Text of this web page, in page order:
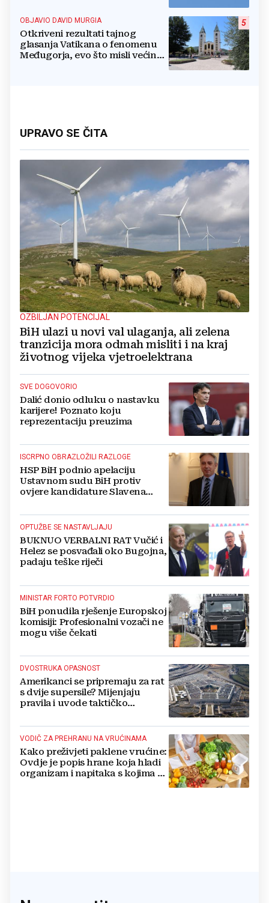
5
OBJAVIO DAVID MURGIA
Otkriveni rezultati tajnog
glasanja Vatikana o fenomenu
Međugorja, evo što misli većina
UPRAVO SE ČITA
OZBILJAN POTENCIJAL
BiH ulazi u novi val ulaganja, ali zelena
tranzicija mora odmah misliti i na kraj
životnog vijeka vjetroelektrana
SVE DOGOVORIO
Dalić donio odluku o nastavku
karijere! Poznato koju
reprezentaciju preuzima
ISCRPNO OBRAZLOŽILI RAZLOGE
HSP BiH podnio apelaciju
Ustavnom sudu BiH protiv
ovjere kandidature Slavena
OPTUŽBE SE NASTAVLJAJU
BUKNUO VERBALNI RAT Vučić i
Helez se posvađali oko Bugojna,
padaju teške riječi
MINISTAR FORTO POTVRDIO
BiH ponudila rješenje Europskoj
komisiji: Profesionalni vozači ne
mogu više čekati
DVOSTRUKA OPASNOST
Amerikanci se pripremaju za rat
s dvije supersile? Mijenjaju
pravila i uvode taktičko
VODIČ ZA PREHRANU NA VRUĆINAMA
Kako preživjeti paklene vrućine:
Ovdje je popis hrane koja hladi
organizam i napitaka s kojima si